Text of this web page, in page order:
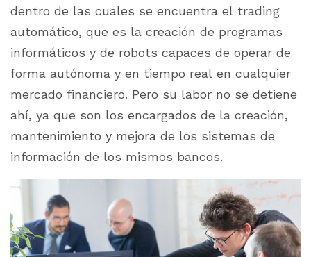
dentro de las cuales se encuentra el trading
automático, que es la creación de programas
informáticos y de robots capaces de operar de
forma autónoma y en tiempo real en cualquier
mercado financiero. Pero su labor no se detiene
ahí, ya que son los encargados de la creación,
mantenimiento y mejora de los sistemas de
información de los mismos bancos.